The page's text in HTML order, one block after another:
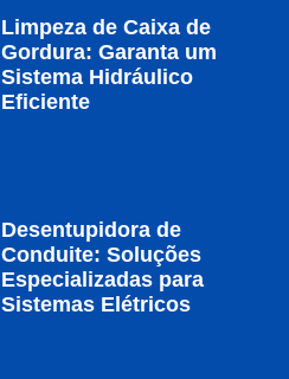
Limpeza de Caixa de
Gordura: Garanta um
Sistema Hidráulico
Eficiente
Desentupidora de
Conduite: Soluções
Especializadas para
Sistemas Elétricos